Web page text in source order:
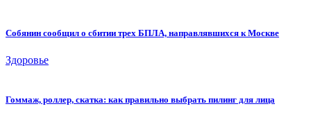
Собянин сообщил о сбитии трех БПЛА, направлявшихся к Москве
Здоровье
Гоммаж, роллер, скатка: как правильно выбрать пилинг для лица